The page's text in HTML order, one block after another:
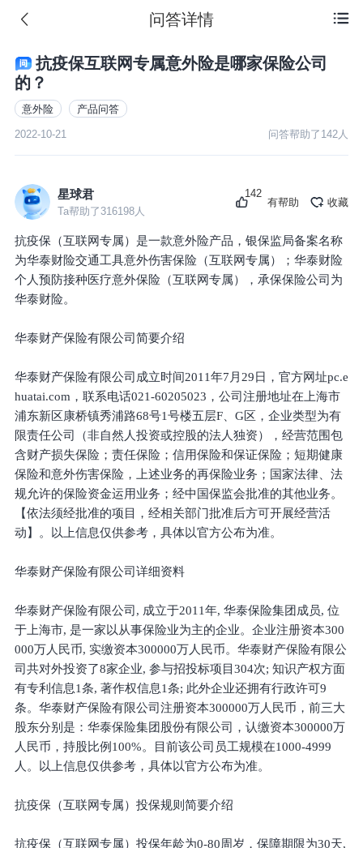
 问答详情
抗疫保互联网专属意外险是哪家保险公司
的？
意外险 产品问答
2022-10-21 问答帮助了 142人
星球君
Ta帮助了 316198人
142
有帮助 收藏
抗疫保（互联网专属）是一款意外险产品，银保监局备案名称
为华泰财险交通工具意外伤害保险（互联网专属）；华泰财险
个人预防接种医疗意外保险（互联网专属），承保保险公司为
华泰财险。
华泰财产保险有限公司简要介绍
华泰财产保险有限公司成立时间2011年7月29日，官方网址pc.e
huatai.com，联系电话021-60205023，公司注册地址在上海市
浦东新区康桥镇秀浦路68号1号楼五层F、G区，企业类型为有
限责任公司（非自然人投资或控股的法人独资），经营范围包
含财产损失保险；责任保险；信用保险和保证保险；短期健康
保险和意外伤害保险，上述业务的再保险业务；国家法律、法
规允许的保险资金运用业务；经中国保监会批准的其他业务。
【依法须经批准的项目，经相关部门批准后方可开展经营活
动】。以上信息仅供参考，具体以官方公布为准。
华泰财产保险有限公司详细资料
华泰财产保险有限公司, 成立于2011年, 华泰保险集团成员, 位
于上海市, 是一家以从事保险业为主的企业。企业注册资本300
000万人民币, 实缴资本300000万人民币。华泰财产保险有限公
司共对外投资了8家企业, 参与招投标项目304次; 知识产权方面
有专利信息1条, 著作权信息1条; 此外企业还拥有行政许可9
条。华泰财产保险有限公司注册资本300000万人民币，前三大
股东分别是：华泰保险集团股份有限公司，认缴资本300000万
人民币，持股比例100%。目前该公司员工规模在1000-4999
人。以上信息仅供参考，具体以官方公布为准。
抗疫保（互联网专属）投保规则简要介绍
抗疫保（互联网专属）投保年龄为0-80周岁，保障期限为30天,